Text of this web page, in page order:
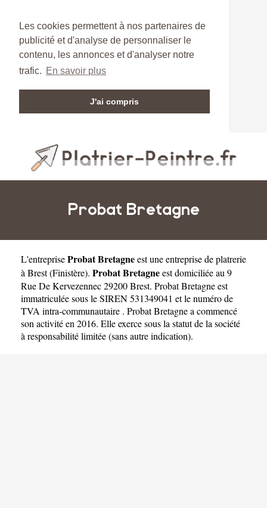
Les cookies permettent à nos partenaires de
publicité et d'analyse de personnaliser le
contenu, les annonces et d'analyser notre
trafic. En savoir plus
J'ai compris
Probat Bretagne
L'entrepriseProbat Bretagneest uneentreprise de platrerie
à Brest(Finistère). Probat Bretagneest domiciliée au 9
Rue De Kervezennec 29200 Brest. Probat Bretagne est
immatriculée sous le SIREN 531349041 et le numéro de
TVA intra-communautaire . Probat Bretagne a commencé
son activité en 2016. Elle exerce sous la statut de la société
à responsabilité limitée (sans autre indication).